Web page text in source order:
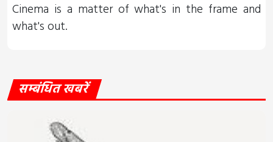
Cinema is a matter of what's in the frame and
what's out.
सम्बंधित खबरें